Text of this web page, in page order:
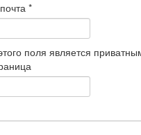
*
поля является